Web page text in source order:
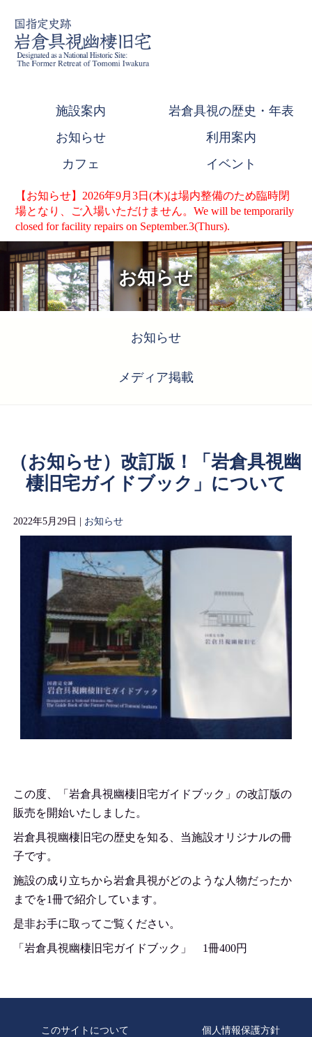
施設案内
岩倉具視の歴史・年表
お知らせ
利用案内
カフェ
イベント
【お知らせ】2026年9月3日(木)は場内整備のため臨時閉
場となり、ご入場いただけません。We will be temporarily
closed for facility repairs on September.3(Thurs).
お知らせ
お知らせ
メディア掲載
（お知らせ）改訂版！「岩倉具視幽
棲旧宅ガイドブック」について
2022年5月29日 | お知らせ
この度、「岩倉具視幽棲旧宅ガイドブック」の改訂版の
販売を開始いたしました。
岩倉具視幽棲旧宅の歴史を知る、当施設オリジナルの冊
子です。
施設の成り立ちから岩倉具視がどのような人物だったか
までを1冊で紹介しています。
是非お手に取ってご覧ください。
「岩倉具視幽棲旧宅ガイドブック」 1冊400円
このサイトについて 個人情報保護方針